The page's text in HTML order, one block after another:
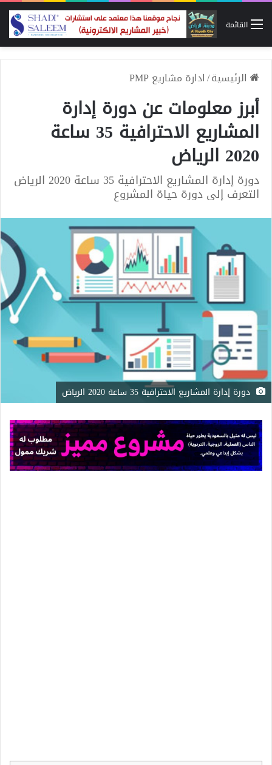
القائمة
الرئيسية/ادارة مشاريع PMP
أبرز معلومات عن دورة إدارة
المشاريع الاحترافية 35 ساعة
2020 الرياض
دورة إدارة المشاريع الاحترافية 35 ساعة 2020 الرياض
التعرف إلى دورة حياة المشروع
دورة إدارة المشاريع الاحترافية 35 ساعة 2020 الرياض